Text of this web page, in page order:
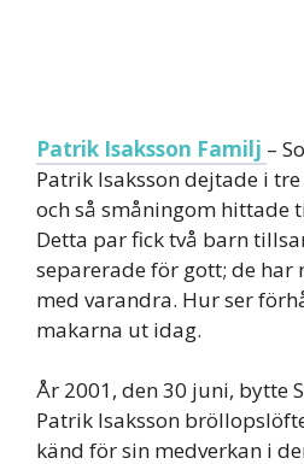
Patrik Isaksson Familj –
Patrik Isaksson dejtade i
och så småningom hittade
Detta par fick två barn
separerade för gott; de
med varandra. Hur ser
makarna ut idag.
År 2001, den 30 juni, bytte
Patrik Isaksson
känd för sin medverkan i